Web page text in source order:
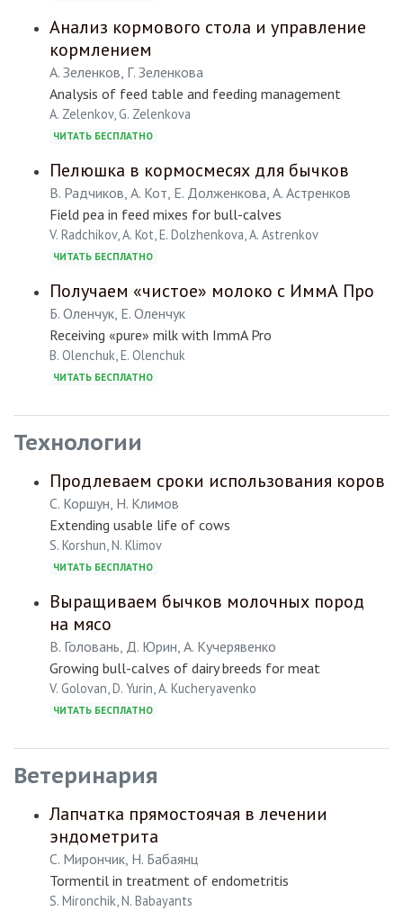
Анализ кормового стола и управление
кормлением
А. Зеленков, Г. Зеленкова
Analysis of feed table and feeding management
A. Zelenkov, G. Zelenkova
ЧИТАТЬ БЕСПЛАТНО
Пелюшка в кормосмесях для бычков
В. Радчиков, А. Кот, Е. Долженкова, А. Астренков
Field pea in feed mixes for bull-calves
V. Radchikov, A. Kot, E. Dolzhenkova, A. Astrenkov
ЧИТАТЬ БЕСПЛАТНО
Получаем «чистое» молоко с ИммА Про
Б. Оленчук, Е. Оленчук
Receiving «pure» milk with ImmA Pro
B. Olenchuk, E. Olenchuk
ЧИТАТЬ БЕСПЛАТНО
Технологии
Продлеваем сроки использования коров
С. Коршун, Н. Климов
Extending usable life of cows
S. Korshun, N. Klimov
ЧИТАТЬ БЕСПЛАТНО
Выращиваем бычков молочных пород
на мясо
В. Головань, Д. Юрин, А. Кучерявенко
Growing bull-calves of dairy breeds for meat
V. Golovan, D. Yurin, A. Kucheryavenko
ЧИТАТЬ БЕСПЛАТНО
Ветеринария
Лапчатка прямостоячая в лечении
эндометрита
С. Мирончик, Н. Бабаянц
Tormentil in treatment of endometritis
S. Mironchik, N. Babayants